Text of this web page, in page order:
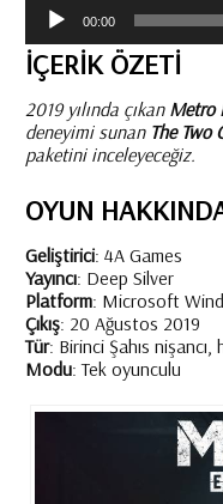
Ses
oynatıcı00:00
İÇERIK ÖZETI
2019 yılında çıkan Metro
deneyimi sunan The Two
paketini inceleyeceğiz.
OYUN
Geliştirici: 4A Games
Yayıncı: Deep Silver
Platform: Microsoft
Çıkış: 20 Ağustos 2019
Tür: Birinci Şahıs
Modu: Tek oyunculu